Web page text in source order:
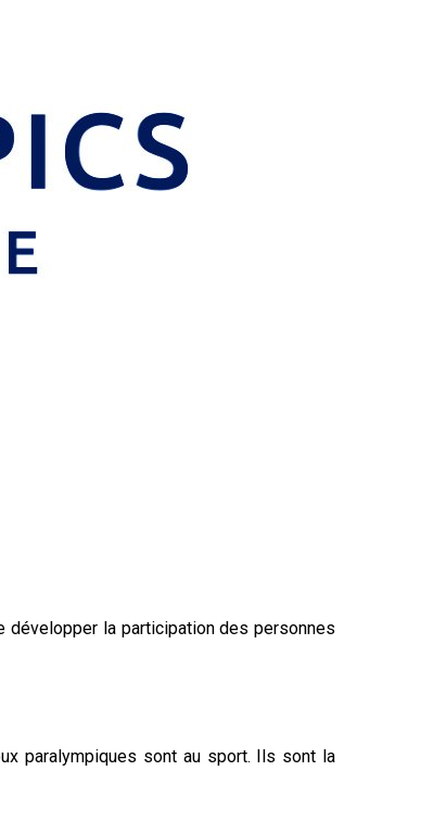
développer la participation des personnes
paralympiques sont au sport. Ils sont la